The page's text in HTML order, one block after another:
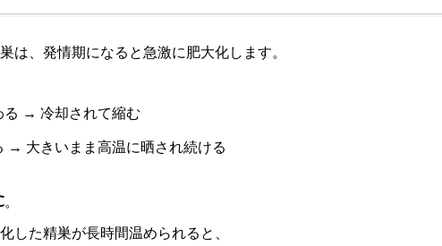
は、発情期になると急激に肥大化します。
る → 冷却されて縮む
→ 大きいまま高温に晒され続ける
。
した精巣が長時間温められると、